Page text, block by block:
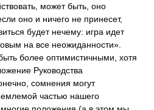
может быть, оно
оно и ничего не принесет,
будет нечему: игра идет
на все неожиданности».
более оптимистичными, хотя
Руководства
сомнения могут
частью нашего